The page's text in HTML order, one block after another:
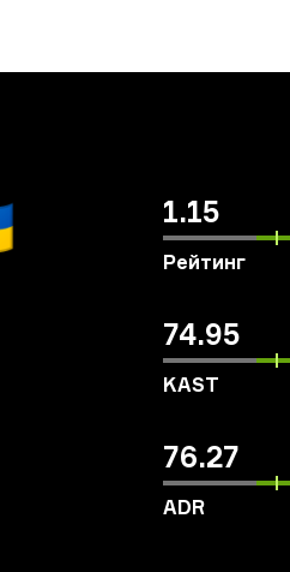
1.15
Рейтинг
74.95
KAST
76.27
ADR